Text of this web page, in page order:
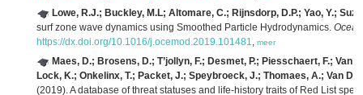
Lowe, R.J.; Buckley, M.L; Altomare, C.; Rijnsdorp, D.P.; Yao, Y.;
surf zone wave dynamics using Smoothed Particle Hydrodynamics.
https://dx.doi.org/10.1016/j.ocemod.2019.101481, meer
Maes, D.; Brosens, D.; T’jollyn, F.; Desmet, P.; Piesschaert, F.; Van
Lock, K.; Onkelinx, T.; Packet, J.; Speybroeck, J.; Thomaes, A.; Van
(2019). A database of threat statuses and life-history traits of Red List